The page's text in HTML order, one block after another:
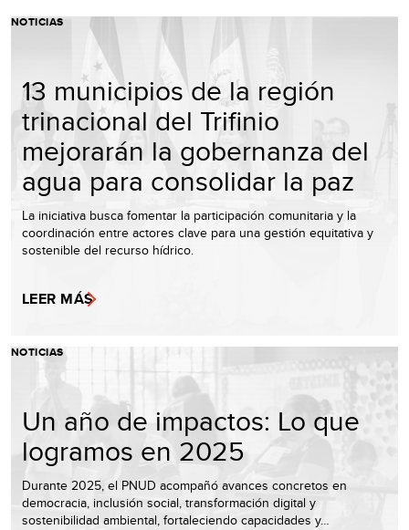
NOTICIAS
13 municipios de la región
trinacional del Trifinio
mejorarán la gobernanza del
agua para consolidar la paz
La iniciativa busca fomentar la participación comunitaria y la
coordinación entre actores clave para una gestión equitativa y
sostenible del recurso hídrico.
LEER MÁS
NOTICIAS
Un año de impactos: Lo que
logramos en 2025
Durante 2025, el PNUD acompañó avances concretos en
democracia, inclusión social, transformación digital y
sostenibilidad ambiental, fortaleciendo capacidades y…